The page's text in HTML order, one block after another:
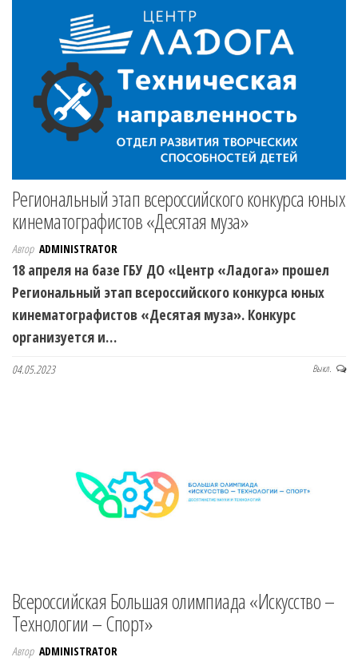
Региональный этап всероссийского конкурса юных
кинематографистов «Десятая муза»
Автор ADMINISTRATOR
18 апреля на базе ГБУ ДО «Центр «Ладога» прошел
Региональный этап всероссийского конкурса юных
кинематографистов «Десятая муза». Конкурс
организуется и…
04.05.2023 Выкл.
Всероссийская Большая олимпиада «Искусство –
Технологии – Спорт»
Автор ADMINISTRATOR